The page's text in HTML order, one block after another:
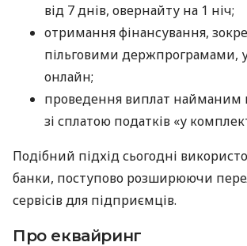
від 7 днів, овернайту на 1 ніч;
отримання фінансування,
пільговими держпрограмами,
онлайн;
проведення виплат найманим
зі сплатою податків «у
Подібний підхід сьогодні
банки, поступово розширюючи
сервісів для підприємців.
Про еквайринг